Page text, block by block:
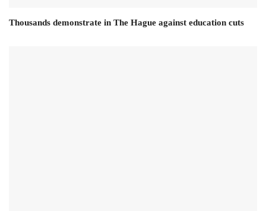
Thousands demonstrate in The Hague against education cuts